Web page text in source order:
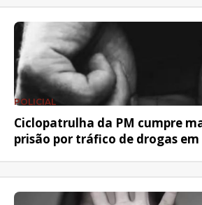
POLICIAL
Ciclopatrulha da PM cumpre
prisão por tráfico de drogas